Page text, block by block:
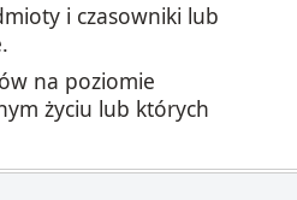
i czasowniki lub
na poziomie
życiu lub których